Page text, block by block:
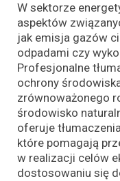
W sektorze
aspektów
jak emisja gazów
odpadami czy
Profesjonalne
ochrony
zrównoważonego
środowisko
oferuje
które pomagają
w realizacji celów
dostosowaniu się